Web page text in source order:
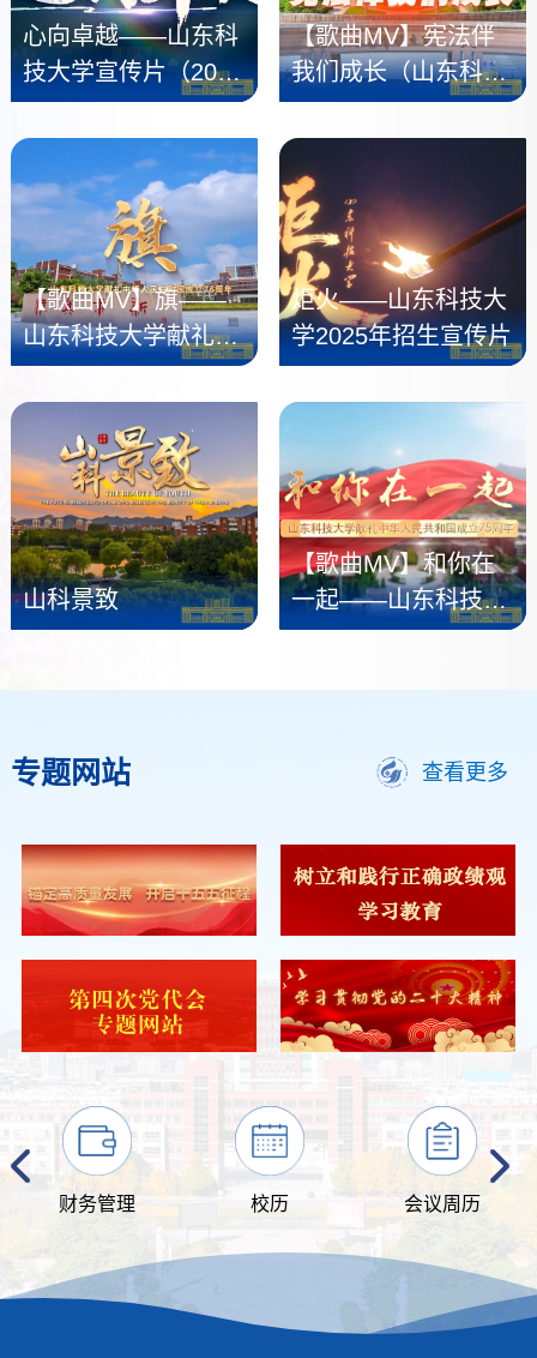
心向卓越——山东科
技大学宣传片（2026
版）
【歌曲MV】宪法伴
我们成长（山东科技
大学版）
【歌曲MV】旗——
山东科技大学献礼中
华人民共和国成立76
周年
炬火——山东科技大
学2025年招生宣传片
山科景致
【歌曲MV】和你在
一起——山东科技大
学献礼中华人民共和
专题网站 查看更多
校历 会议周历 招标公告